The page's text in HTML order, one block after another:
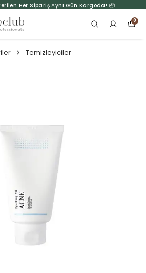
Her Sipariş Aynı Gün Kargoda! 📦
0
Temizleyiciler